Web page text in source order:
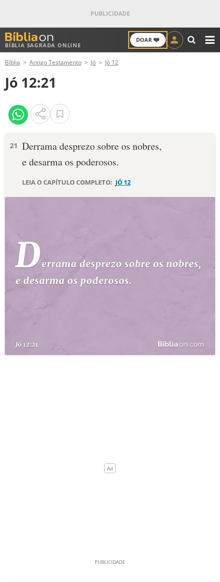
BÍBLIA SAGRADA ONLINE
DOAR ❤️
ANTIGO TESTAMENTO
NOVO TESTAMENTO
VERSÍCULOS
PALAVRA DO DIA
10 MANDAMENTOS
ESTUDOS BÍBLICOS
ESBOÇOS DE PREGAÇÃO
PERGUNTE À BÍBLIA
Bíblia Antigo Testamento Jó Jó 12
Jó 12:21
21 Derrama desprezo sobre os nobres,
e desarma os poderosos.
LEIA O CAPÍTULO COMPLETO: JÓ 12